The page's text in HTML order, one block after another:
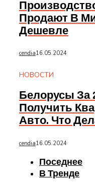
Продают В
Дешевле
cendia16.05.2024
НОВОСТИ
Белорусы За
Получить
Авто. Что
cendia16.05.2024
Поседнее
В Тренде